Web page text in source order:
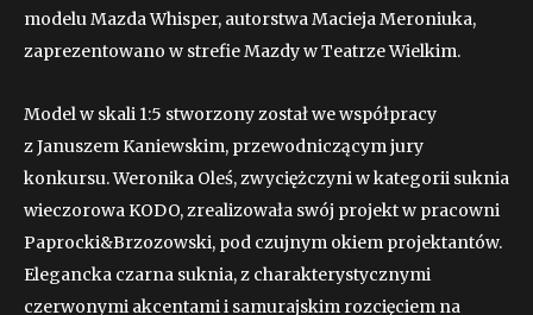
modelu Mazda Whisper, autorstwa Macieja Meroniuka,
zaprezentowano w strefie Mazdy w Teatrze Wielkim.
Model w skali 1:5 stworzony został we współpracy
z Januszem Kaniewskim, przewodniczącym jury
konkursu. Weronika Oleś, zwyciężczyni w kategorii suknia
wieczorowa KODO, zrealizowała swój projekt w pracowni
Paprocki&Brzozowski, pod czujnym okiem projektantów.
Elegancka czarna suknia, z charakterystycznymi
czerwonymi akcentami i samurajskim rozcięciem na